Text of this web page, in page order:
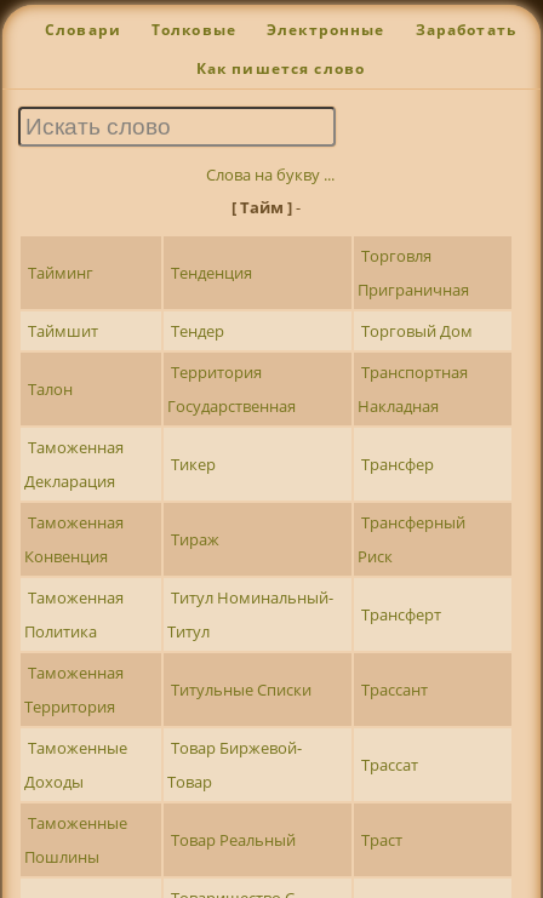
Словари Толковые Электронные Заработать
Как пишется слово
Слова на букву ...
[ Тайм ]-
Тайминг Тенденция
Торговля
Приграничная
Таймшит
Тендер Торговый Дом
Талон
Территория
Государственная
Транспортная
Накладная
Таможенная
Декларация
Тикер Трансфер
Таможенная
Конвенция
Тираж
Трансферный
Риск
Таможенная
Политика
Титул Номинальный-
Титул
Трансферт
Таможенная
Территория
Титульные Списки Трассант
Таможенные
Доходы
Товар Биржевой-
Товар
Трассат
Таможенные
Пошлины
Товар Реальный Траст